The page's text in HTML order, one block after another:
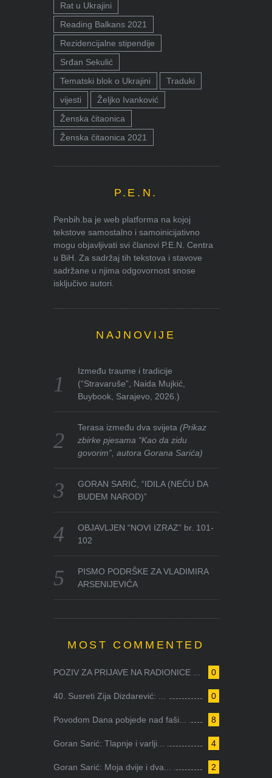
Rat u Ukrajini
Reading Balkans 2021
Rezidencijalne stipendije
Srđan Sekulić
Tematski blok o Ukrajini
Traduki
vijesti
Željko Ivanković
Ženska čitaonica
Ženska čitaonica 2021
P.E.N.
Penbih.ba je web platforma na kojoj
tekstove samostalno i samoinicijativno
mogu objavljivati svi članovi P.E.N. Centra
u BiH. Za sadržaj tih tekstova i stavove
sadržane u njima odgovornost snose
isključivo autori.
NAJNOVIJE
Između traume i tradicije
(“Stravaruše”, Naida Mujkić,
Buybook, Sarajevo, 2026.)
Terasa između dva svijeta(Prikaz
zbirke pjesama “Kao da zidu
govorim”, autora Gorana Sarića)
GORAN SARIĆ, “IDILA (NEĆU DA
BUDEM NAROD)”
OBJAVLJEN “NOVI IZRAZ” br. 101-
102
PISMO PODRŠKE ZA VLADIMIRA
ARSENIJEVIĆA
MOST COMMENTED
0
POZIV ZA PRIJAVE NA RADIONICE ...
0
40. Susreti Zija Dizdarević: ...
8
Povodom Dana pobjede nad faši...
4
Goran Sarić: Tlapnje i varlji...
2
Goran Sarić: Moja dvije i dva...